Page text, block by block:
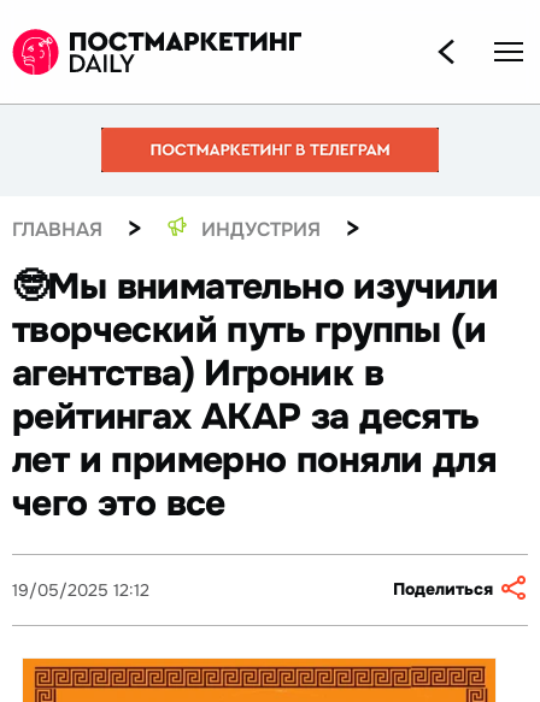
ГЛАВНАЯ > ИНДУСТРИЯ >
🤓Мы внимательно изучили
творческий путь группы (и
агентства) Игроник в
рейтингах АКАР за десять
лет и примерно поняли для
чего это все
19/05/2025 12:12 Поделиться